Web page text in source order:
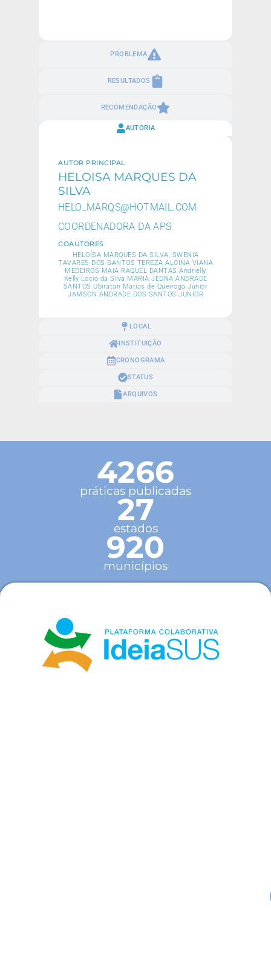
PROBLEMA
RESULTADOS
RECOMENDAÇÃO
AUTORIA
LOCAL
INSTITUIÇÃO
CRONOGRAMA
STATUS
ARQUIVOS
AUTOR PRINCIPAL
HELOISA MARQUES DA
SILVA
HELO_MARQS@HOTMAIL.COM
COORDENADORA DA APS
COAUTORES
HELOÍSA MARQUES DA SILVA, SWENIA
TAVARES DOS SANTOS TEREZA ALCINA VIANA
MEDEIROS MAIA RAQUEL DANTAS Andrielly
Kelly Locio da Silva MARIA JEDNA ANDRADE
SANTOS Ubiratan Matias de Queiroga Júnior
JAMSON ANDRADE DOS SANTOS JUNIOR
4266
práticas publicadas
27
estados
920
municípios